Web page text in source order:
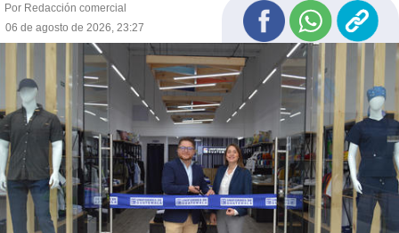
Por Redacción comercial
06 de agosto de 2026, 23:27